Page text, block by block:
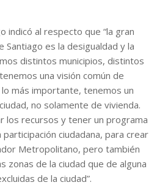
indicó al respecto que “la gran
Santiago es la desigualdad y la
distintos municipios, distintos
una visión común de
más importante, tenemos un
no solamente de vivienda.
los recursos y tener un programa
ciudadana, para crear
Metropolitano, pero también
zonas de la ciudad que de alguna
de la ciudad”.